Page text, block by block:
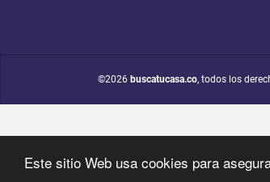
Este sitio Web usa cookies para
©2026 buscatucasa.co, todos los